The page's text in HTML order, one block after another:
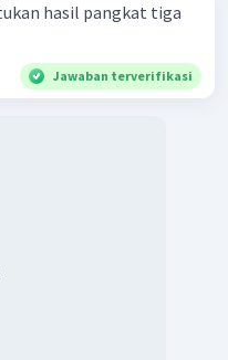
Jawaban terverifikasi